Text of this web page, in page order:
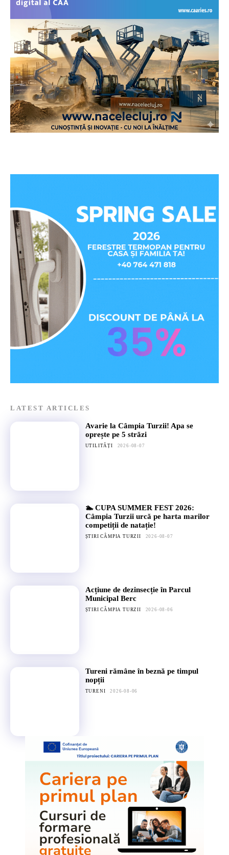
LATEST ARTICLES
Avarie la Câmpia Turzii! Apa se
oprește pe 5 străzi
UTILITĂȚI 2026-08-07
🏊 CUPA SUMMER FEST 2026:
Câmpia Turzii urcă pe harta marilor
competiții de natație!
ȘTIRI CÂMPIA TURZII 2026-08-07
Acțiune de dezinsecție în Parcul
Municipal Berc
ȘTIRI CÂMPIA TURZII 2026-08-06
Tureni rămâne în beznă pe timpul
nopții
TURENI 2026-08-06